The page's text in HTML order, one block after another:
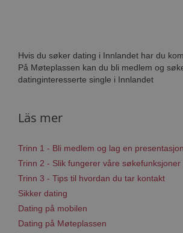
Hvis du søker dating i Innlandet har du
På Møteplassen kan du bli medlem og
datinginteresserte single i Innlandet
Läs mer
Trinn 1 - Bli medlem og lag en presentasjon
Trinn 2 - Slik fungerer våre søkefunksjoner
Trinn 3 - Tips til hvordan du tar kontakt
Sikker dating
Dating på mobilen
Dating på Møteplassen